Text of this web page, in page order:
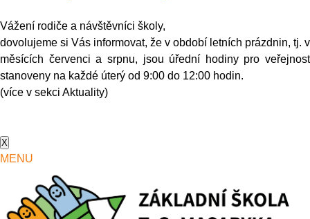
Vážení rodiče a návštěvníci školy,
dovolujeme si Vás informovat, že v období letních prázdnin, tj. v
měsících červenci a srpnu, jsou úřední hodiny pro veřejnost
stanoveny na každé úterý od 9:00 do 12:00 hodin.
(více v sekci Aktuality)
X
MENU